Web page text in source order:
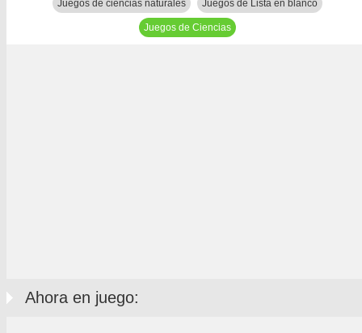
Juegos de ciencias naturales Juegos de Lista en blanco
Juegos de Ciencias
Ahora en juego: